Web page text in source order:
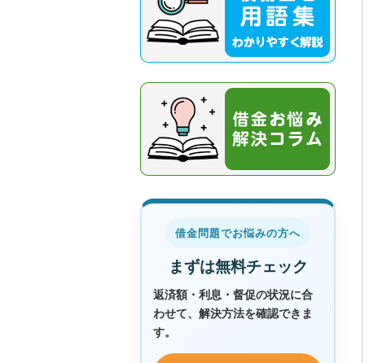
借金問題でお悩みの方へ
まずは無料チェック
返済額・利息・督促の状況に合
わせて、解決方法を確認できま
す。